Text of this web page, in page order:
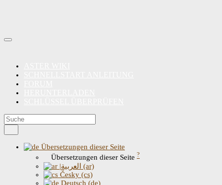
Übersetzungen dieser Seite
Übersetzungen dieser Seite ?
|العربية (ar)
Česky (cs)
Deutsch (de)